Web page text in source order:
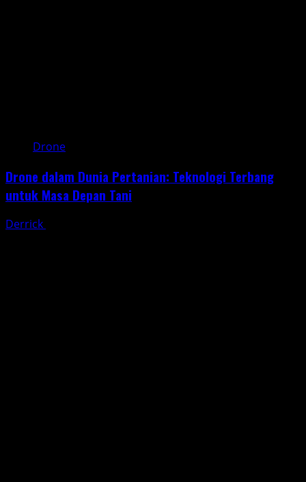
Drone
Drone dalam Dunia Pertanian: Teknologi Terbang
untuk Masa Depan Tani
Derrick